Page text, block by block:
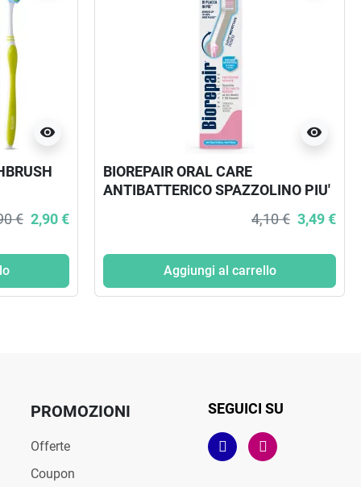
visibility
€ 2,90 €
visibility
BIOREPAIR ORAL CARE
ANTIBATTERICO SPAZZOLINO PIU'
4,10 € 3,49 €
Aggiungi al carrello
PROMOZIONI
Offerte
Coupon
SEGUICI SU